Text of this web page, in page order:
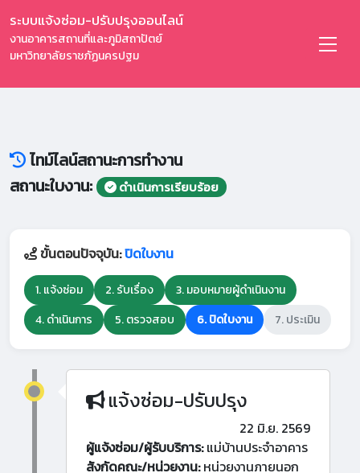
ระบบแจ้งซ่อม-ปรับปรุงออนไลน์
งานอาคารสถานที่และภูมิสถาปัตย์
มหาวิทยาลัยราชภัฏนครปฐม
ไทม์ไลน์สถานะการทำงาน
สถานะใบงาน:
ดำเนินการเรียบร้อย
ขั้นตอนปัจจุบัน:ปิดใบงาน
1. แจ้งซ่อม 2. รับเรื่อง
3. มอบหมายผู้ดำเนินงาน
4. ดำเนินการ
5. ตรวจสอบ 6. ปิดใบงาน 7. ประเมิน
แจ้งซ่อม-ปรับปรุง
22 มิ.ย. 2569
ผู้แจ้งซ่อม/ผู้รับบริการ:แม่บ้านประจำอาคาร
สังกัดคณะ/หน่วยงาน:หน่วยงานภายนอก